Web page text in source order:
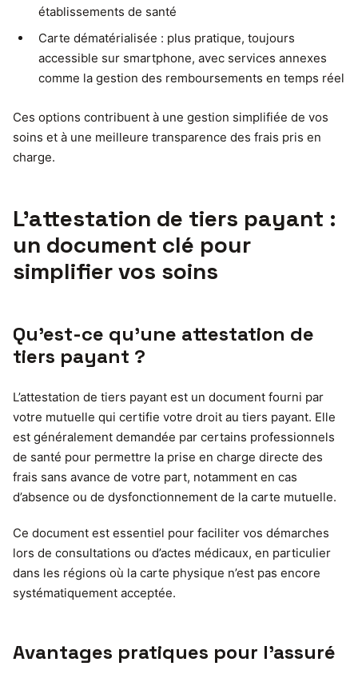
établissements de santé
Carte dématérialisée : plus pratique, toujours
accessible sur smartphone, avec services annexes
comme la gestion des remboursements en temps réel
Ces options contribuent à une gestion simplifiée de vos
soins et à une meilleure transparence des frais pris en
charge.
L’attestation de tiers payant :
un document clé pour
simplifier vos soins
Qu’est-ce qu’une attestation de
tiers payant ?
L’attestation de tiers payant est un document fourni par
votre mutuelle qui certifie votre droit au tiers payant. Elle
est généralement demandée par certains professionnels
de santé pour permettre la prise en charge directe des
frais sans avance de votre part, notamment en cas
d’absence ou de dysfonctionnement de la carte mutuelle.
Ce document est essentiel pour faciliter vos démarches
lors de consultations ou d’actes médicaux, en particulier
dans les régions où la carte physique n’est pas encore
systématiquement acceptée.
Avantages pratiques pour l’assuré